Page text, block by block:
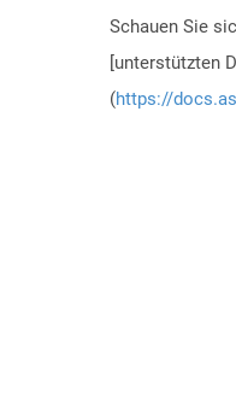
Schauen Sie
[unterstützten
(https://